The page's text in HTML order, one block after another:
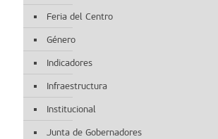
Feria del Centro
Género
Indicadores
Infraestructura
Institucional
Junta de Gobernadores